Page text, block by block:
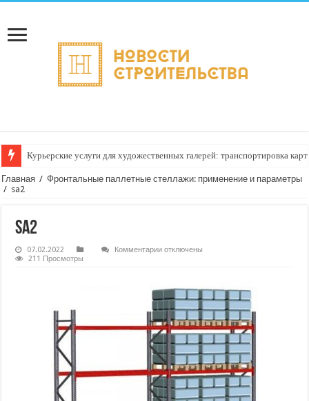
Курьерские услуги для художественных галерей: транспортировка
Главная / Фронтальные паллетные стеллажи: применение и параметры
/ sa2
sa2
07.02.2022 Комментариикотключены
211 Просмотры